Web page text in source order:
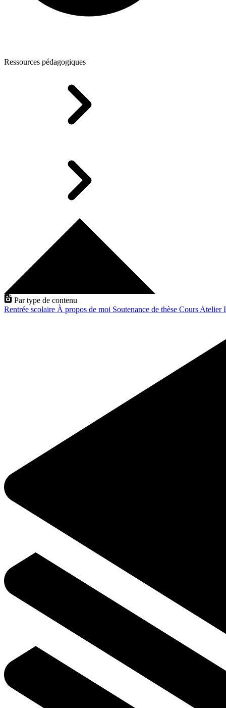
Ressources pédagogiques
Par type de contenu
Rentrée scolaire À propos de moi Soutenance de thèse Cours Atelier